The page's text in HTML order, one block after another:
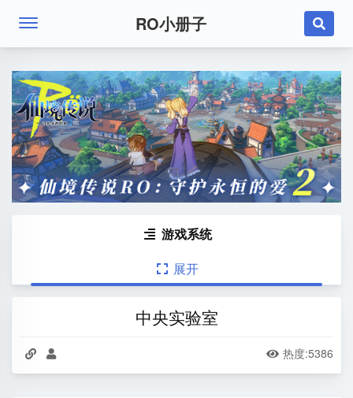

RO小册子
 游戏系统
 展开
中央实验室
   热度:5386